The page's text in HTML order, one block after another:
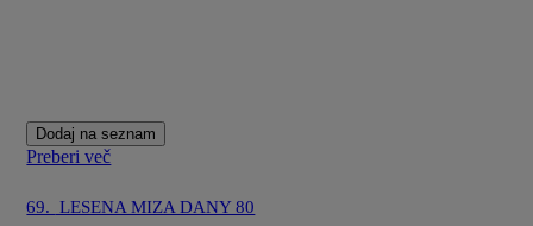
Dodaj na seznam
Preberi več
69. LESENA MIZA DANY 80